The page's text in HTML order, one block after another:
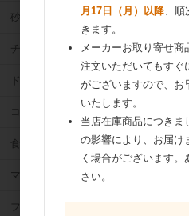
砂糖
チョコレート
ドライフルーツ
ココア
食用油
マーガリン
フィリング
月17日（月）以降、順
きます。
メーカーお取り寄せ
注文いただいてもすぐ
がございますので、お
いたします。
当店在庫商品につきま
の影響により、お届け
く場合がございます
さい。